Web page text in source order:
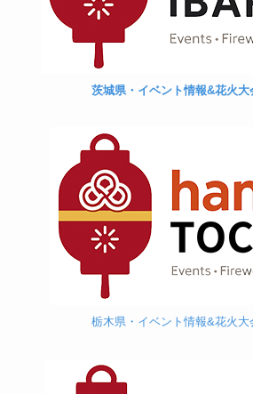
茨城県・イベント情報&花火大
栃木県・イベント情報&花火大